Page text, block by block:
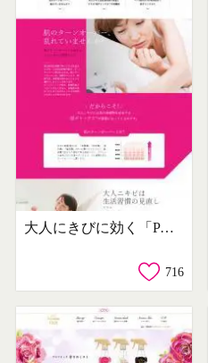
大人にきびに効く「PAIR」
716